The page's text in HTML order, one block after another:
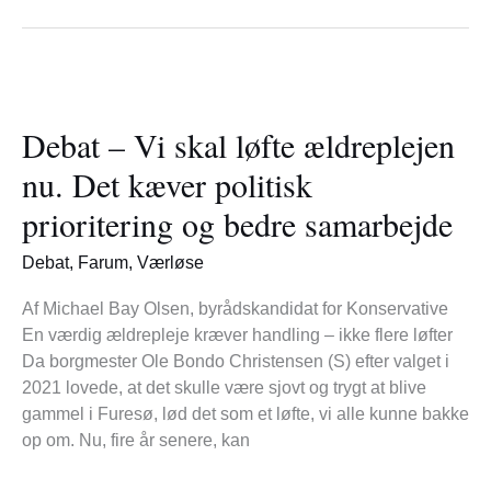
Debat – Vi skal løfte ældreplejen
nu. Det kæver politisk
prioritering og bedre samarbejde
Debat, Farum, Værløse
Af Michael Bay Olsen, byrådskandidat for Konservative
En værdig ældrepleje kræver handling – ikke flere løfter
Da borgmester Ole Bondo Christensen (S) efter valget i
2021 lovede, at det skulle være sjovt og trygt at blive
gammel i Furesø, lød det som et løfte, vi alle kunne bakke
op om. Nu, fire år senere, kan
Vi
skal
løfte
ældreplejen
nu.
Det
politisk
prioritering
og
bedre
samarbejde